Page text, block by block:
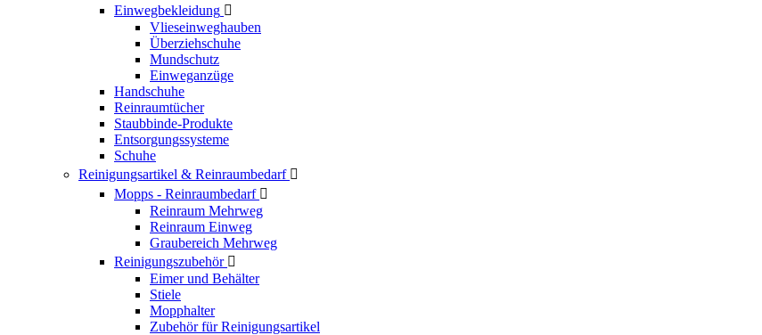
Einwegbekleidung 
Vlieseinweghauben
Überziehschuhe
Mundschutz
Einweganzüge
Handschuhe
Reinraumtücher
Staubbinde-Produkte
Entsorgungssysteme
Schuhe
Reinigungsartikel & Reinraumbedarf 
Mopps - Reinraumbedarf 
Reinraum Mehrweg
Reinraum Einweg
Graubereich Mehrweg
Reinigungszubehör 
Eimer und Behälter
Stiele
Mopphalter
Zubehör für Reinigungsartikel